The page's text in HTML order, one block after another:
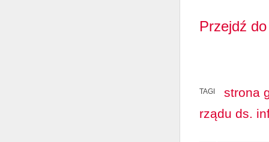
Przejdź
TAGI
strona
rządu ds.